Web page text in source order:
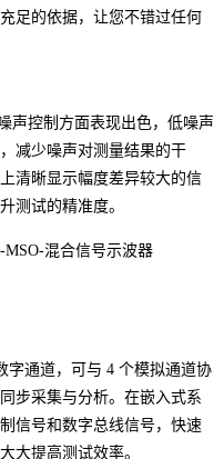
足的依据，让您不错过任何
声控制方面表现出色，低噪声
减少噪声对测量结果的干
清晰显示幅度差异较大的信
测试的精准度。
字通道，可与 4 个模拟通道协
步采集与分析。在嵌入式系
信号和数字总线信号，快速
大提高测试效率。